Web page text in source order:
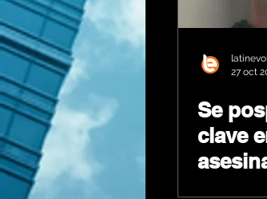
27 oct
Se
clave